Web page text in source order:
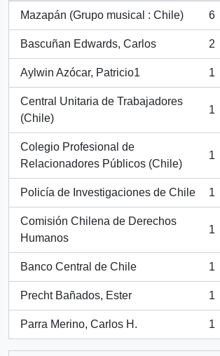
Mazapán (Grupo musical : Chile)
, 6 resultados
6
Bascuñan Edwards, Carlos
, 2 resultados
2
Aylwin Azócar, Patricio1
, 1 resultados
1
Central Unitaria de Trabajadores
(Chile)
, 1 resultados
1
Colegio Profesional de
Relacionadores Públicos (Chile)
, 1 resultados
1
Policía de Investigaciones de Chile
, 1 resultados
1
Comisión Chilena de Derechos
Humanos
, 1 resultados
1
Banco Central de Chile
, 1 resultados
1
Precht Bañados, Ester
, 1 resultados
1
Parra Merino, Carlos H.
, 1 resultados
1